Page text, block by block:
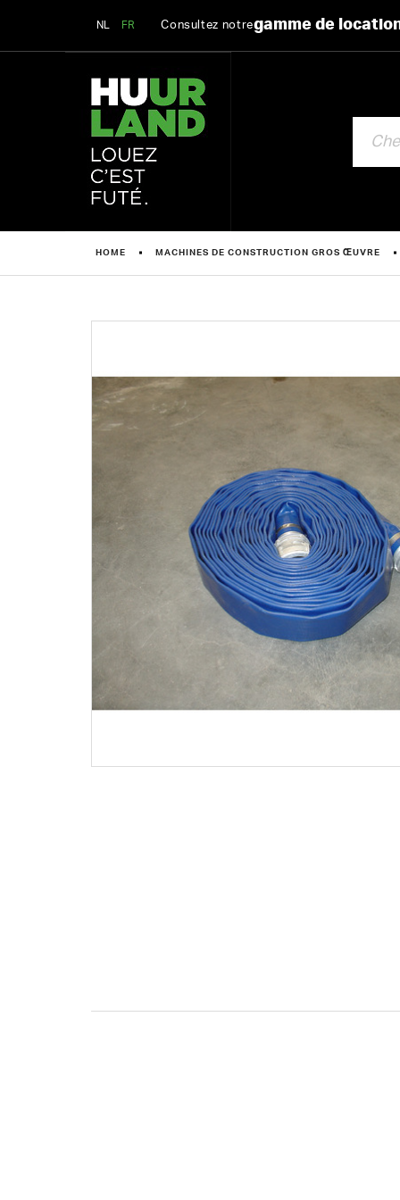
NL FR Consultez notregamme de
HOME MACHINES DE CONSTRUCTION GROS ŒUVRE